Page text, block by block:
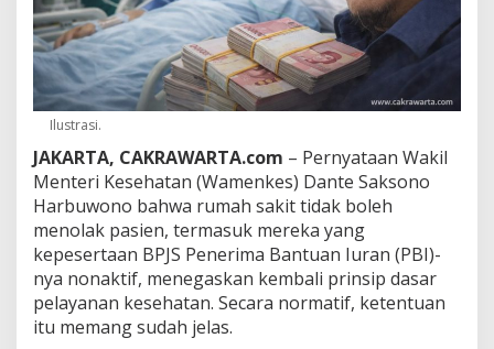
I
n
d
o
n
e
i
a
:
N
e
g
r
a
Ilustrasi.
JAKARTA, CAKRAWARTA.com – Pernyataan Wakil
Menteri Kesehatan (Wamenkes) Dante Saksono
Harbuwono bahwa rumah sakit tidak boleh
menolak pasien, termasuk mereka yang
kepesertaan BPJS Penerima Bantuan Iuran (PBI)-
nya nonaktif, menegaskan kembali prinsip dasar
pelayanan kesehatan. Secara normatif, ketentuan
itu memang sudah jelas.